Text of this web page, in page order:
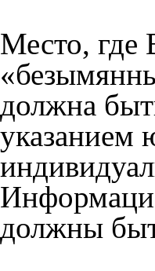
Место, где
должна
указанием
должны